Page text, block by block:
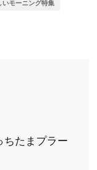
いモーニング特集
ちたまプラー